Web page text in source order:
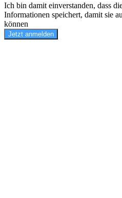
Ich bin damit einverstanden, dass
Informationen speichert, damit sie
können
Jetzt anmelden